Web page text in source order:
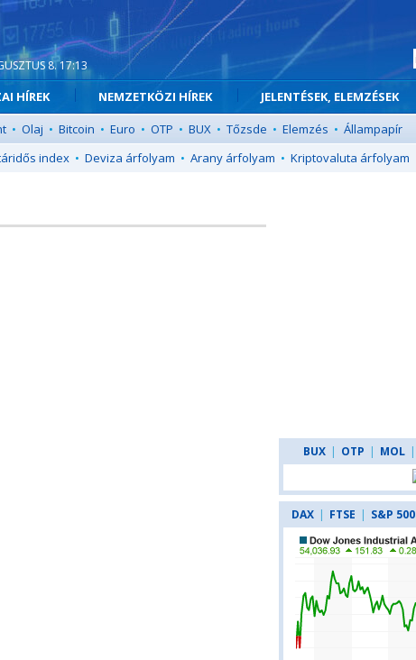
8. 17:13
HÍREK NEMZETKÖZI HÍREK JELENTÉSEK, ELEMZÉSEK
• Olaj • Bitcoin • Euro • OTP • BUX • Tőzsde • Elemzés • Állampapír
index • Deviza árfolyam • Arany árfolyam • Kriptovaluta árfolyam
BUX | OTP | MOL |
DAX | FTSE | S&P 500